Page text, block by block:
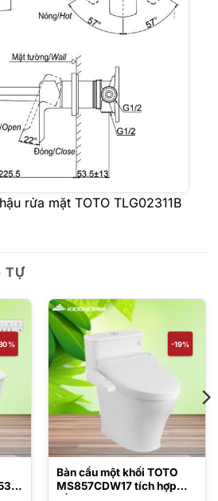
rửa mặt TOTO TLG02311B
TỰ
-19%
Bàn cầu một khối TOTO
MS857CDW17 tích hợp